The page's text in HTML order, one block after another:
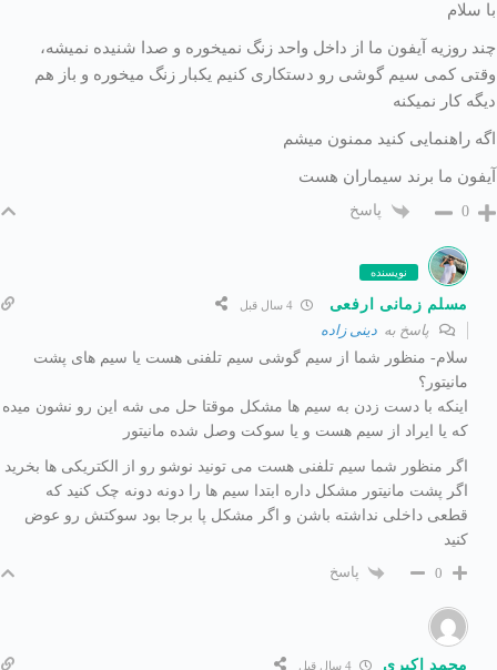
با سلام
چند روزیه آیفون ما از داخل واحد زنگ نمیخوره و صدا شنیده نمیشه،
وقتی کمی سیم گوشی رو دستکاری کنیم یکبار زنگ میخوره و باز هم
دیگه کار نمیکنه
اگه راهنمایی کنید ممنون میشم
آیفون ما برند سیماران هست
0 پاسخ
نویسنده
مسلم زمانی ارفعی 4 سال قبل
پاسخ به دینی زاده
سلام- منظور شما از سیم گوشی سیم تلفنی هست یا سیم های پشت
مانیتور؟
اینکه با دست زدن به سیم ها مشکل موقتا حل می شه این رو نشون میده
که یا ایراد از سیم هست و یا سوکت وصل شده مانیتور
اگر منظور شما سیم تلفنی هست می تونید نوشو رو از الکتریکی ها بخرید
اگر پشت مانیتور مشکل داره ابتدا سیم ها را دونه دونه چک کنید که
قطعی داخلی نداشته باشن و اگر مشکل پا برجا بود سوکتش رو عوض
کنید
0
پاسخ
محمد اکبری